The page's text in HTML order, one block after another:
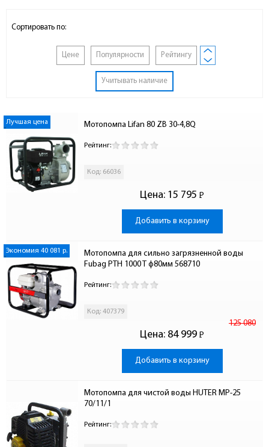
Сортировать по:
Цене Популярности Рейтингу
Учитывать наличие
Лучшая цена Мотопомпа Lifan 80 ZB 30-4,8Q
Рейтинг:
Код: 66036
Цена: 15 795 Р
-
Добавить в корзину
Экономия 40 081 р.
Мотопомпа для сильно загрязненной воды
Fubag PTH 1000 T ф80мм 568710
Рейтинг:
Код: 407379
Цена:
125 080
84 999 Р
-
Добавить в корзину
Мотопомпа для чистой воды HUTER MP-25
70/11/1
Рейтинг: